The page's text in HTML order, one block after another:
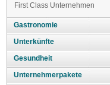
First Class Unternehmen
Gastronomie
Unterkünfte
Gesundheit
Unternehmerpakete